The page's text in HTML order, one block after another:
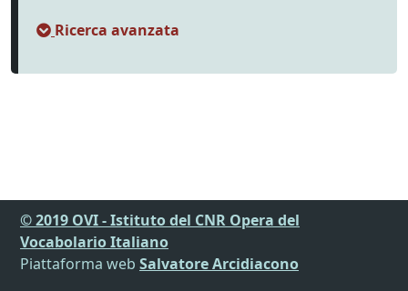
Ricerca avanzata
© 2019 OVI - Istituto del CNR Opera del
Vocabolario Italiano
Piattaforma web Salvatore Arcidiacono